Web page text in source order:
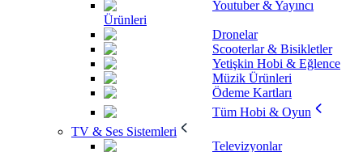
Youtuber & Yayıncı
Ürünleri
Dronelar
Scooterlar & Bisikletler
Yetişkin Hobi & Eğlence
Müzik Ürünleri
Ödeme Kartları
Tüm Hobi & Oyun
TV & Ses Sistemleri
Televizyonlar